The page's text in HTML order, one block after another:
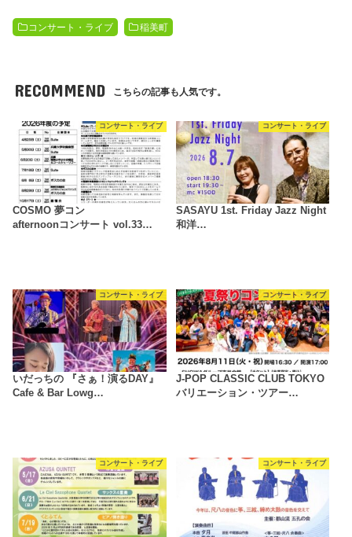
コンサート・ライブ 稲美町
RECOMMEND こちらの記事も人気です。
コンサート・ライブ
COSMO 夢コン
afternoonコンサート vol.33…
コンサート・ライブ
SASAYU 1st. Friday Jazz Night
和洋…
コンサート・ライブ
いだっちの 『さぁ！演るDAY』
Cafe & Bar Lowg…
コンサート・ライブ
J-POP CLASSIC CLUB TOKYO
バリエーション・ツアー…
コンサート・ライブ コンサート・ライブ